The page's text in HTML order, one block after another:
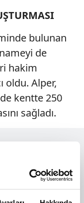
bulunan
de
hakim
oldu. Alper,
kentte 250
sağladı.